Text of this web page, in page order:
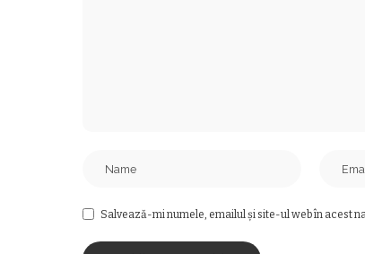
Salvează-mi numele, emailul și site-ul web în acest